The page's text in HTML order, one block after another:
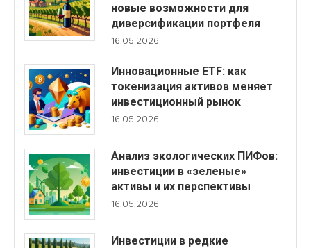
новые возможности для
диверсификации портфеля
16.05.2026
Инновационные ETF: как
токенизация активов меняет
инвестиционный рынок
16.05.2026
Анализ экологических ПИФов:
инвестиции в «зеленые»
активы и их перспективы
16.05.2026
Инвестиции в редкие